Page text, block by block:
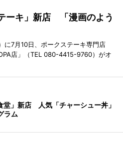
ーキ」新店 「漫画のよう
に7月10日、ポークステーキ専門店
店」（TEL 080-4415-9760）がオ
堂」新店 人気「チャーシュー丼」
ラム